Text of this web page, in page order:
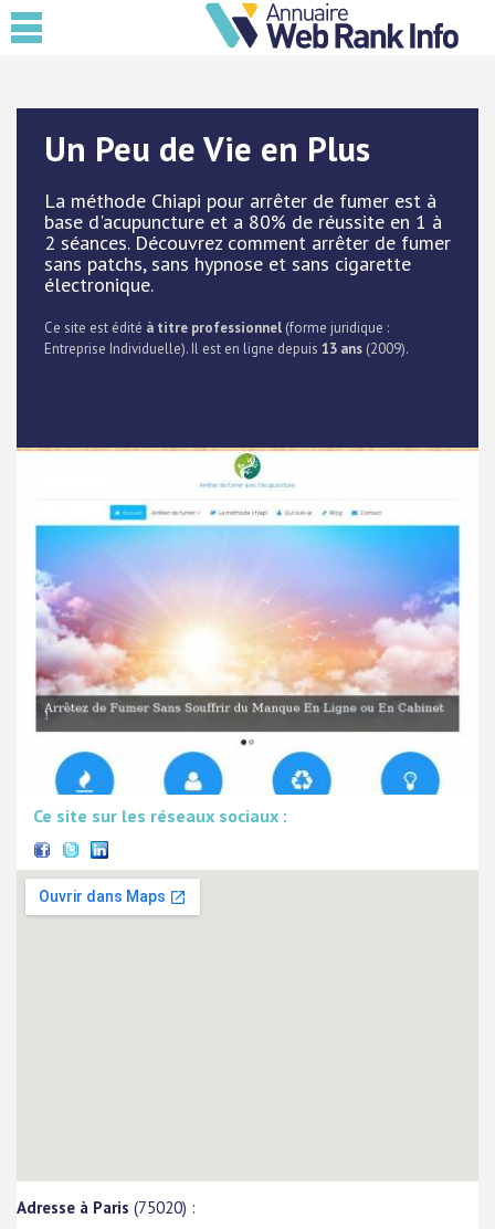
Un Peu de Vie en Plus
La méthode Chiapi pour arrêter de fumer est à
base d'acupuncture et a 80% de réussite en 1 à
2 séances. Découvrez comment arrêter de fumer
sans patchs, sans hypnose et sans cigarette
électronique.
Ce site est édité à titre professionnel (forme juridique :
Entreprise Individuelle). Il est en ligne depuis 13 ans (2009).
Ce site sur les réseaux sociaux :
Adresse à Paris (75020) :